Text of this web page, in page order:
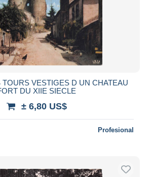
TOURS VESTIGES D UN CHATEAU
DU XIIE SIECLE
± 6,80 US$
Profesional